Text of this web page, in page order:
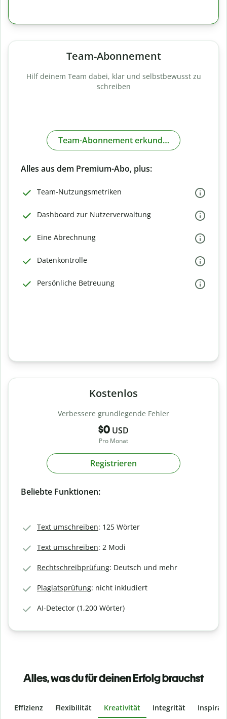
Team-Abonnement
Hilf deinem Team dabei, klar und selbstbewusst zu
schreiben
Team-Abonnement erkunden
Alles aus dem Premium-Abo, plus:
Team-Nutzungsmetriken
Dashboard zur Nutzerverwaltung
Eine Abrechnung
Datenkontrolle
Persönliche Betreuung
Kostenlos
Verbessere grundlegende Fehler
$0 USD
Pro Monat
Registrieren
Beliebte Funktionen:
Text umschreiben: 125 Wörter
Text umschreiben: 2 Modi
Rechtschreibprüfung: Deutsch und mehr
Plagiatsprüfung: nicht inkludiert
AI-Detector (1,200 Wörter)
Alles, was du für deinen Erfolg brauchst
Effizienz Flexibilität Kreativität Integrität